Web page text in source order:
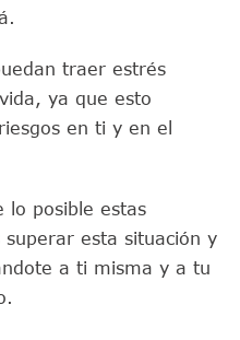
traer estrés
ya que esto
en ti y en el
lo posible estas
esta situación y
a ti misma y a tu